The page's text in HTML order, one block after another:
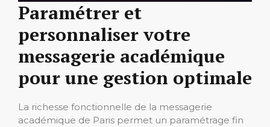
Paramétrer et
personnaliser votre
messagerie académique
pour une gestion optimale
La richesse fonctionnelle de la messagerie
académique de Paris permet un paramétrage fin